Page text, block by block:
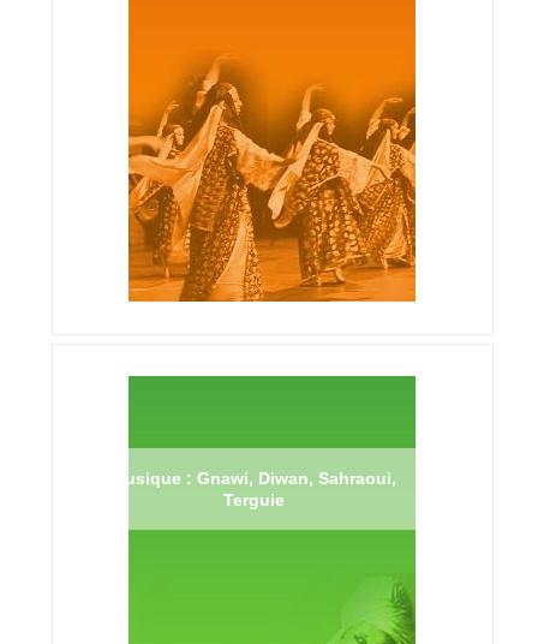
Musique : Gnawi, Diwan, Sahraoui,
Terguie